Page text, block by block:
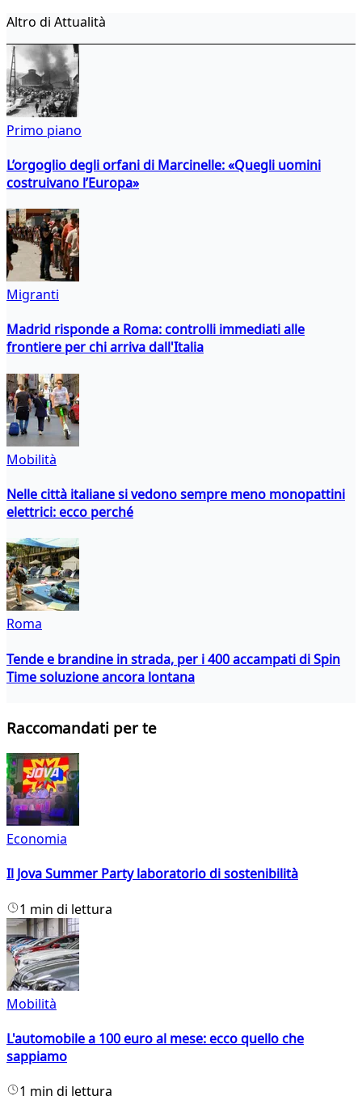
Altro di Attualità
Primo piano
L’orgoglio degli orfani di Marcinelle: «Quegli uomini
costruivano l’Europa»
Migranti
Madrid risponde a Roma: controlli immediati alle
frontiere per chi arriva dall'Italia
Mobilità
Nelle città italiane si vedono sempre meno monopattini
elettrici: ecco perché
Roma
Tende e brandine in strada, per i 400 accampati di Spin
Time soluzione ancora lontana
Raccomandati per te
Economia
Il Jova Summer Party laboratorio di sostenibilità
1 min di lettura
Mobilità
L'automobile a 100 euro al mese: ecco quello che
sappiamo
1 min di lettura